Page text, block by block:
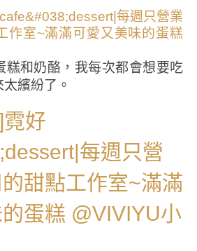
糕和奶酪，我每次都會想要吃
繽紛了。